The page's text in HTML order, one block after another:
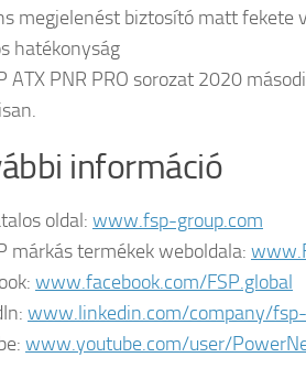
megjelenést biztosító matt fekete
hatékonyság
ATX PNR PRO sorozat 2020
információ
oldal: www.fsp-group.com
márkás termékek weboldala:
www.facebook.com/FSP.global
www.linkedin.com/company/
www.youtube.com/user/